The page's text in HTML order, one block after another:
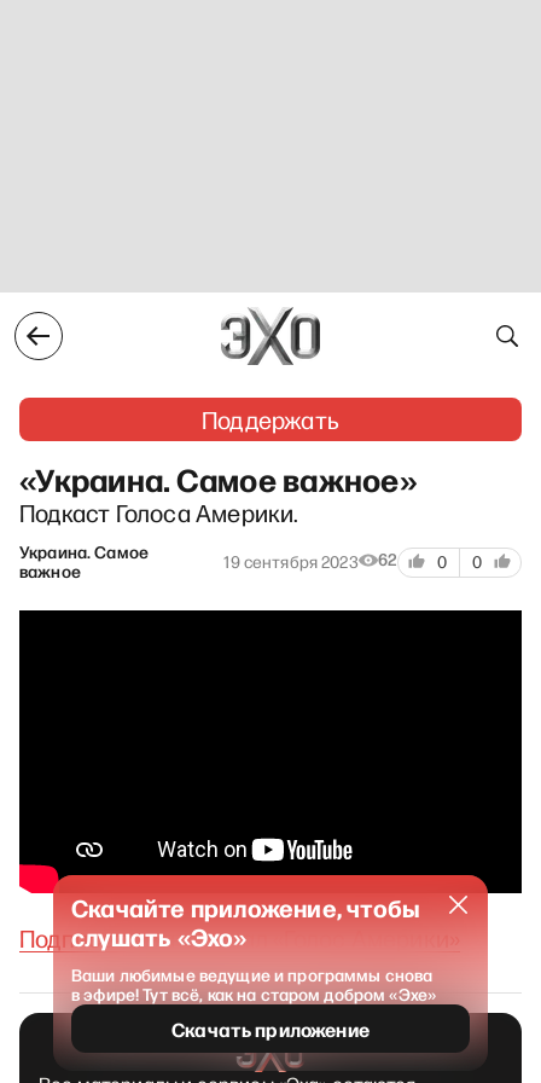
Поддержать
«Украина. Самое важное»
Подкаст Голоса Америки.
Украина. Самое
важное
19 сентября 2023 62 0 0
Подписаться на канал «Голос Америки»
Скачайте приложение, чтобы
слушать «Эхо»
Ваши любимые ведущие и программы снова
в эфире! Тут всё, как на старом добром «Эхе»
Скачать приложение